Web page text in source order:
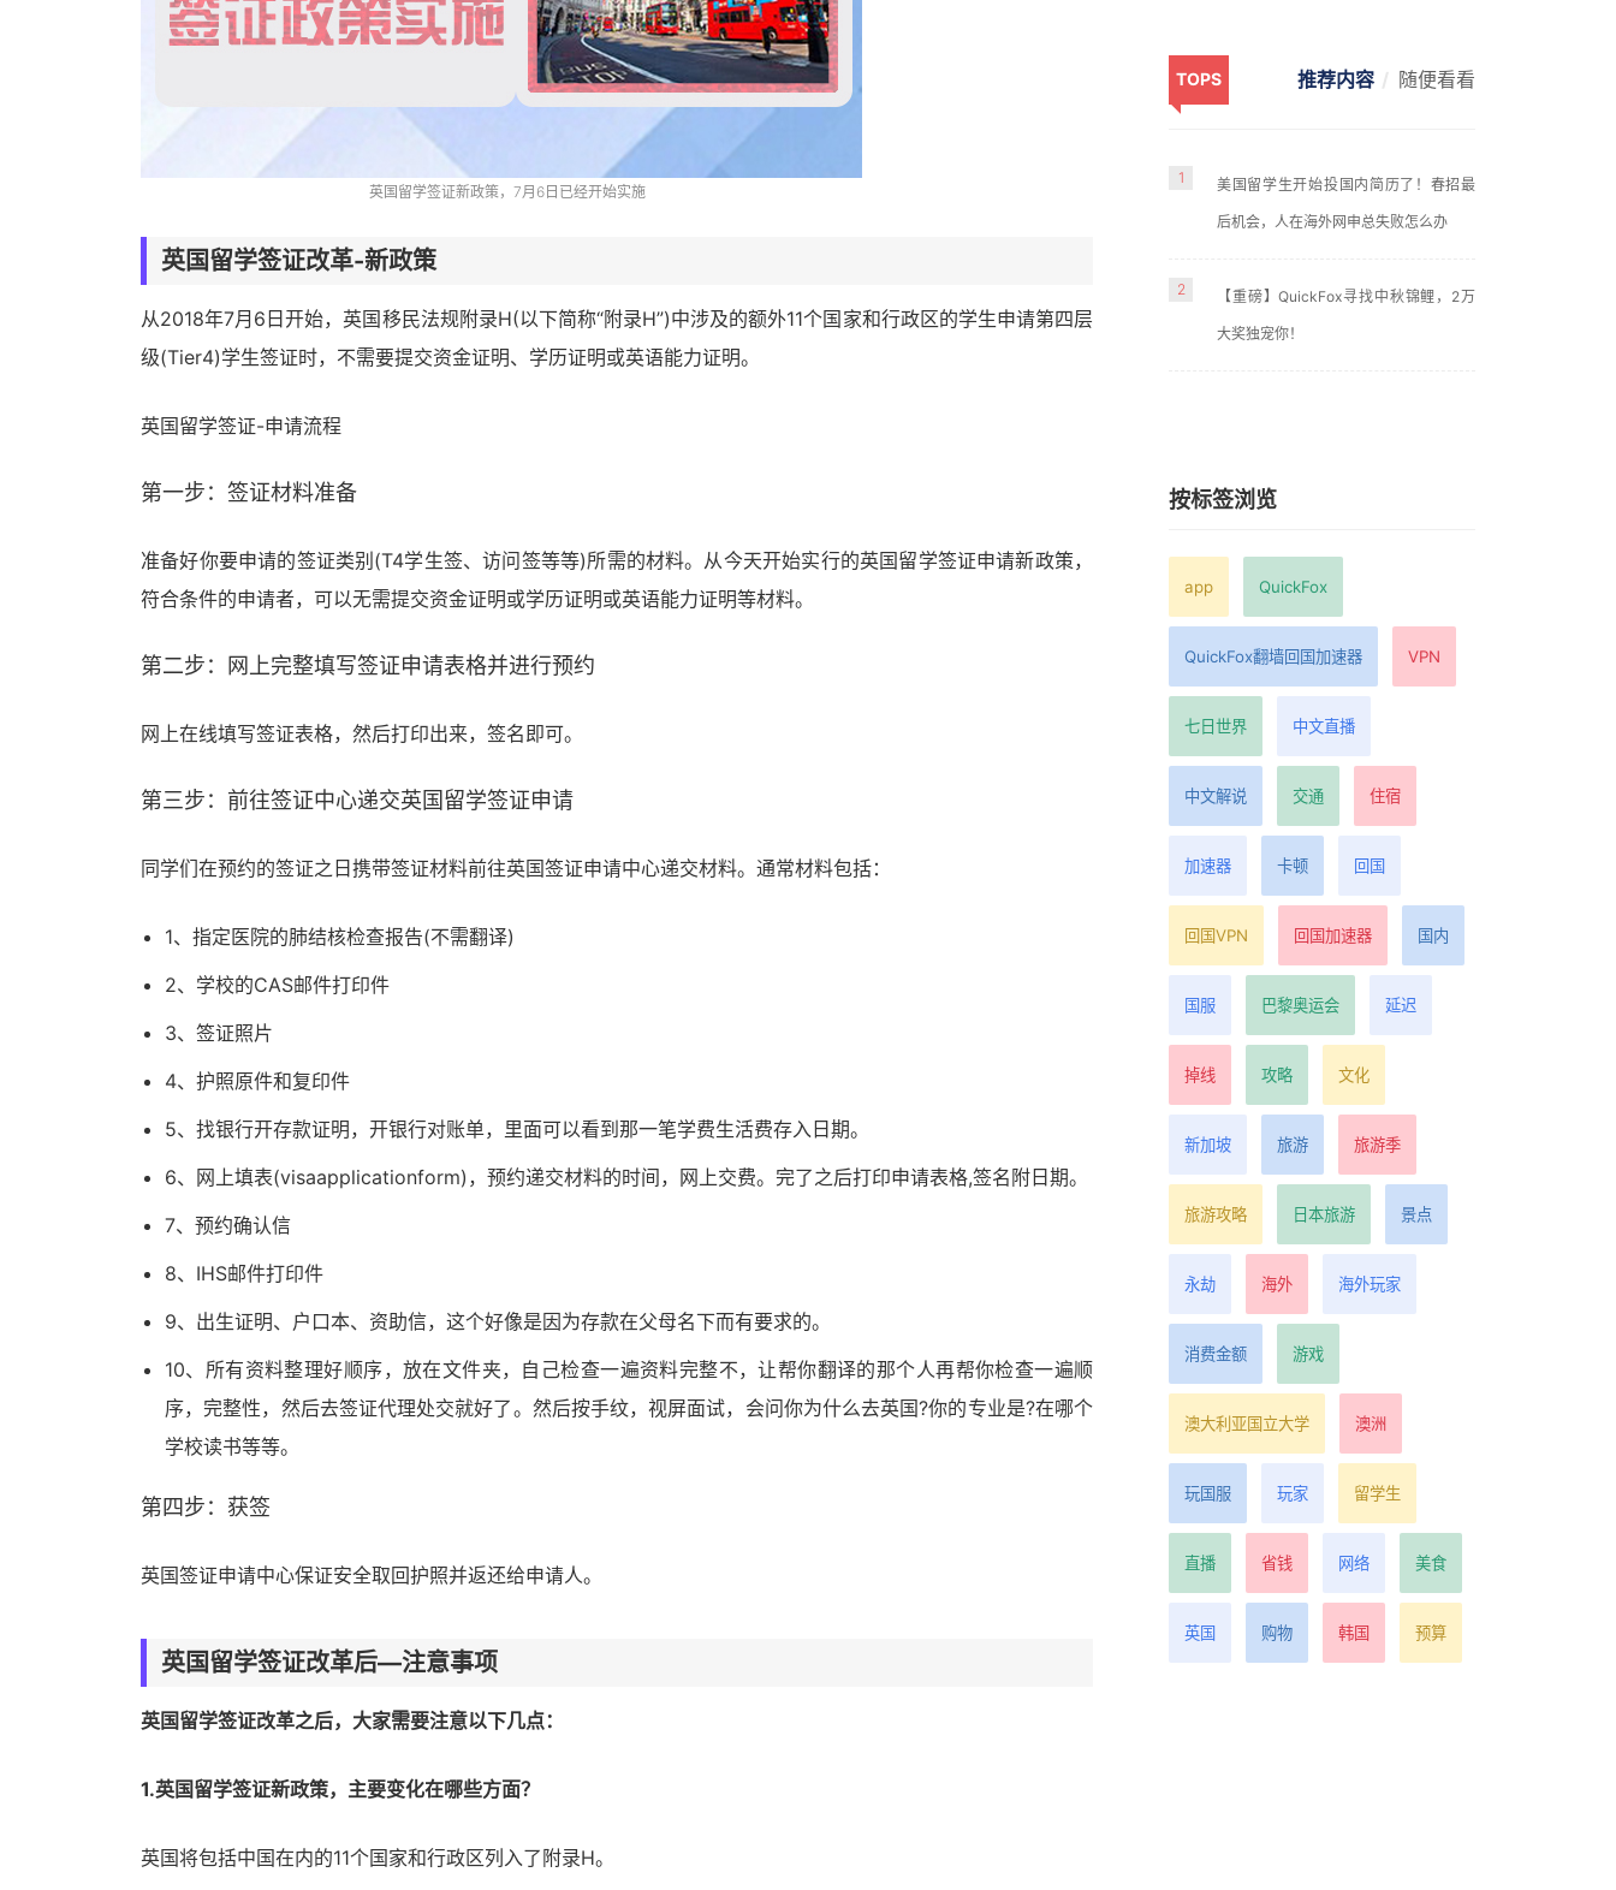
英国留学签证新政策，7月6日已经开始实施
英国留学签证改革-新政策
从2018年7月6日开始，英国移民法规附录H(以下简称“附录H”)中涉及的额外11个国家和行政区的学生申请第四层
级(Tier4)学生签证时，不需要提交资金证明、学历证明或英语能力证明。
英国留学签证-申请流程
第一步：签证材料准备
准备好你要申请的签证类别(T4学生签、访问签等等)所需的材料。从今天开始实行的英国留学签证申请新政策，
符合条件的申请者，可以无需提交资金证明或学历证明或英语能力证明等材料。
第二步：网上完整填写签证申请表格并进行预约
网上在线填写签证表格，然后打印出来，签名即可。
第三步：前往签证中心递交英国留学签证申请
同学们在预约的签证之日携带签证材料前往英国签证申请中心递交材料。通常材料包括：
1、指定医院的肺结核检查报告(不需翻译)
2、学校的CAS邮件打印件
3、签证照片
4、护照原件和复印件
5、找银行开存款证明，开银行对账单，里面可以看到那一笔学费生活费存入日期。
6、网上填表(visaapplicationform)，预约递交材料的时间，网上交费。完了之后打印申请表格,签名附日期。
7、预约确认信
8、IHS邮件打印件
9、出生证明、户口本、资助信，这个好像是因为存款在父母名下而有要求的。
10、所有资料整理好顺序，放在文件夹，自己检查一遍资料完整不，让帮你翻译的那个人再帮你检查一遍顺
序，完整性，然后去签证代理处交就好了。然后按手纹，视屏面试，会问你为什么去英国?你的专业是?在哪个
学校读书等等。
第四步：获签
英国签证申请中心保证安全取回护照并返还给申请人。
英国留学签证改革后―注意事项
英国留学签证改革之后，大家需要注意以下几点：
1.英国留学签证新政策，主要变化在哪些方面？
英国将包括中国在内的11个国家和行政区列入了附录H。
TOPS 推荐内容 随便看看
1 美国留学生开始投国内简历了！春招最
后机会，人在海外网申总失败怎么办
2 【重磅】QuickFox寻找中秋锦鲤，2万
大奖独宠你！
按标签浏览
app QuickFox
QuickFox翻墙回国加速器 VPN
七日世界 中文直播
中文解说 交通 住宿
加速器 卡顿 回国
回国VPN 回国加速器 国内
国服 巴黎奥运会 延迟
掉线 攻略 文化
新加坡 旅游 旅游季
旅游攻略 日本旅游 景点
永劫 海外 海外玩家
消费金额 游戏
澳大利亚国立大学 澳洲
玩国服 玩家 留学生
直播 省钱 网络 美食
英国 购物 韩国 预算